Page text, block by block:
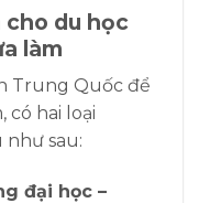
du học
làm
Trung Quốc để
có hai loại
sau:
đại học –